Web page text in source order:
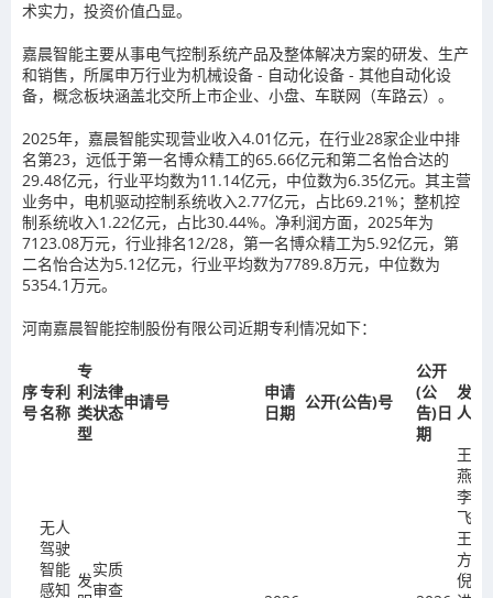
术实力，投资价值凸显。
嘉晨智能主要从事电气控制系统产品及整体解决方案的研发、生产
和销售，所属申万行业为机械设备 - 自动化设备 - 其他自动化设
备，概念板块涵盖北交所上市企业、小盘、车联网（车路云）。
2025年，嘉晨智能实现营业收入4.01亿元，在行业28家企业中排
名第23，远低于第一名博众精工的65.66亿元和第二名怡合达的
29.48亿元，行业平均数为11.14亿元，中位数为6.35亿元。其主营
业务中，电机驱动控制系统收入2.77亿元，占比69.21%；整机控
制系统收入1.22亿元，占比30.44%。净利润方面，2025年为
7123.08万元，行业排名12/28，第一名博众精工为5.92亿元，第
二名怡合达为5.12亿元，行业平均数为7789.8万元，中位数为
5354.1万元。
河南嘉晨智能控制股份有限公司近期专利情况如下：
序
号
专利
名称
专
利
类
型
法律
状态
申请号
申请
日期
公开(公告)号
公开
(公
告)日
期
发明
人
无人
驾驶
智能
感知 发
实质
审查
王小
燕、
李
飞、
王会
方、
倪大